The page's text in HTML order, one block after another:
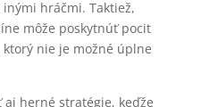
hráčmi. Taktiež,
môže poskytnúť pocit
nie je možné úplne
herné stratégie, keďže